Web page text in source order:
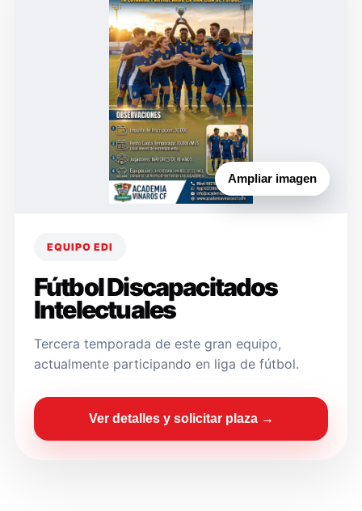
Ampliar imagen
EQUIPO EDI
Fútbol Discapacitados
Intelectuales
Tercera temporada de este gran equipo,
actualmente participando en liga de fútbol.
Ver detalles y solicitar plaza →